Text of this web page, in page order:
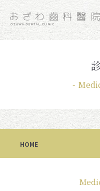
HOME